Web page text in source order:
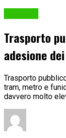
Trasporto
adesione
Trasporto
tram, metro e
davvero molto